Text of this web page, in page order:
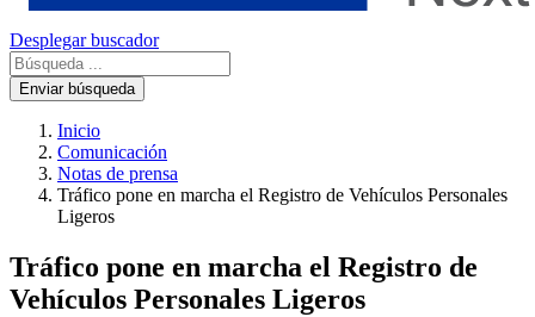
Desplegar buscador
Enviar búsqueda
Inicio
Comunicación
Notas de prensa
Tráfico pone en marcha el Registro de Vehículos Personales
Ligeros
Tráfico pone en marcha el Registro de
Vehículos Personales Ligeros